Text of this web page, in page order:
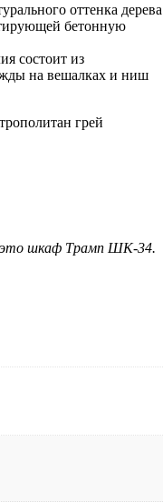
оттенка дерева
бетонную
состоит из
на вешалках и ниш
грей
это шкаф Трамп ШК-34.